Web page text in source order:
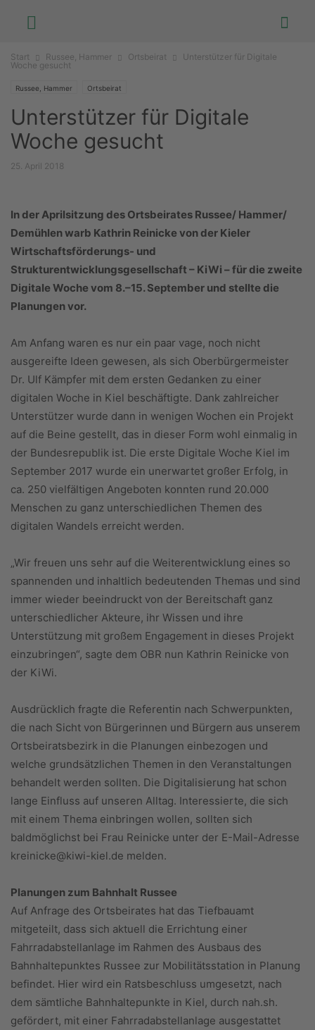
Start Russee, Hammer Ortsbeirat
Unterstützer für Digitale
Woche gesucht
Russee, Hammer Ortsbeirat
Unterstützer für Digitale
Woche gesucht
25. April 2018
In der Aprilsitzung des Ortsbeirates Russee/ Hammer/
Demühlen warb Kathrin Reinicke von der Kieler
Wirtschaftsförderungs- und
Strukturentwicklungsgesellschaft – KiWi – für die zweite
Digitale Woche vom 8.–15. September und stellte die
Planungen vor.
Am Anfang waren es nur ein paar vage, noch nicht
ausgereifte Ideen gewesen, als sich Oberbürgermeister
Dr. Ulf Kämpfer mit dem ersten Gedanken zu einer
digitalen Woche in Kiel beschäftigte. Dank zahlreicher
Unterstützer wurde dann in wenigen Wochen ein Projekt
auf die Beine gestellt, das in dieser Form wohl einmalig in
der Bundesrepublik ist. Die erste Digitale Woche Kiel im
September 2017 wurde ein unerwartet großer Erfolg, in
ca. 250 vielfältigen Angeboten konnten rund 20.000
Menschen zu ganz unterschiedlichen Themen des
digitalen Wandels erreicht werden.
„Wir freuen uns sehr auf die Weiterentwicklung eines so
spannenden und inhaltlich bedeutenden Themas und sind
immer wieder beeindruckt von der Bereitschaft ganz
unterschiedlicher Akteure, ihr Wissen und ihre
Unterstützung mit großem Engagement in dieses Projekt
einzubringen“, sagte dem OBR nun Kathrin Reinicke von
der KiWi.
Ausdrücklich fragte die Referentin nach Schwerpunkten,
die nach Sicht von Bürgerinnen und Bürgern aus unserem
Ortsbeiratsbezirk in die Planungen einbezogen und
welche grundsätzlichen Themen in den Veranstaltungen
behandelt werden sollten. Die Digitalisierung hat schon
lange Einfluss auf unseren Alltag. Interessierte, die sich
mit einem Thema einbringen wollen, sollten sich
baldmöglichst bei Frau Reinicke unter der E-Mail-Adresse
kreinicke@kiwi-kiel.de melden.
Planungen zum Bahnhalt Russee
Auf Anfrage des Ortsbeirates hat das Tiefbauamt
mitgeteilt, dass sich aktuell die Errichtung einer
Fahrradabstellanlage im Rahmen des Ausbaus des
Bahnhaltepunktes Russee zur Mobilitätsstation in Planung
befindet. Hier wird ein Ratsbeschluss umgesetzt, nach
dem sämtliche Bahnhaltepunkte in Kiel, durch nah.sh.
gefördert, mit einer Fahrradabstellanlage ausgestattet